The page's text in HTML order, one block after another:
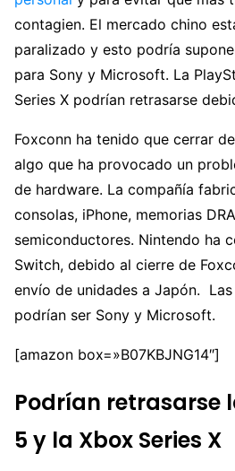
contagien. El mercado chino
paralizado y esto podría
para Sony y Microsoft. La
Series X podrían retrasarse
Foxconn ha tenido que cerrar
algo que ha provocado un
de hardware. La compañía
consolas, iPhone, memorias
semiconductores. Nintendo ha
Switch, debido al cierre de
envío de unidades a Japón.
podrían ser Sony y Microsoft.
[amazon box=»B07KBJNG14″]
Podrían retrasarse
5 y la Xbox Series X